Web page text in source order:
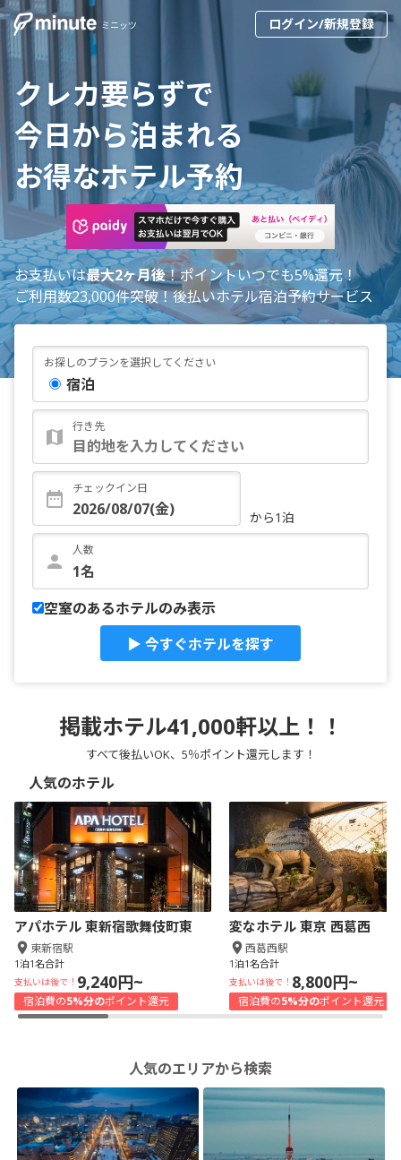
ミニッツ ログイン/新規登録
クレカ要らずで
今日から泊まれる
お得なホテル予約
お支払いは最大2ヶ月後！ポイントいつでも5%還元！
ご利用数23,000件突破！後払いホテル宿泊予約サービス
お探しのプランを選択してください
宿泊
行き先
チェックイン日
から1泊
人数
空室のあるホテルのみ表示
▶ 今すぐホテルを探す
掲載ホテル41,000軒以上！！
すべて後払いOK、5％ポイント還元します！
人気のホテル
アパホテル 東新宿歌舞伎町東
東新宿駅
1泊1名合計
支払いは後で！ 9,240円~
宿泊費の5%分のポイント還元
変なホテル 東京 西葛西
西葛西駅
1泊1名合計
支払いは後で！ 8,800円~
宿泊費の5%分のポイント還元
人気のエリアから検索